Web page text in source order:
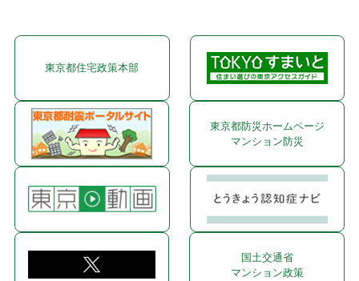
東京都住宅政策本部
東京都防災ホームページ
マンション防災
国土交通省
マンション政策